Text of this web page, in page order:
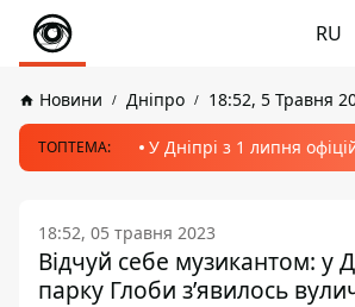
RU
Новини Дніпро 18:52, 5 Травня
ТОПТЕМА: У Дніпрі з 1 липня
18:52, 05 травня 2023
Відчуй себе музикантом: у
парку Глоби зʼявилось